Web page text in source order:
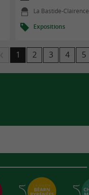
La Bastide-Clairence
Expositions
1 2 3 4 5